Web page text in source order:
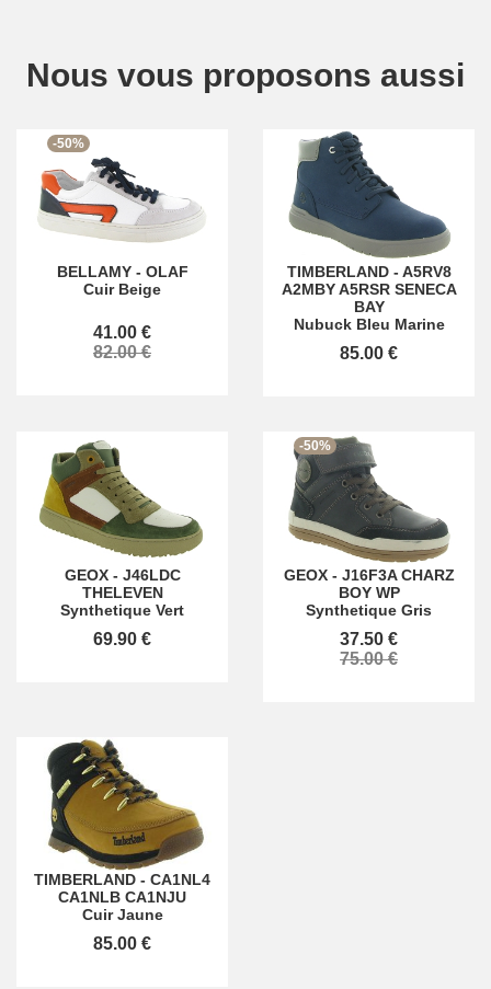
Nous vous proposons aussi
-50%
BELLAMY- OLAF
Cuir Beige
41.00 €
82.00 €
TIMBERLAND- A5RV8
A2MBY A5RSR SENECA
BAY
Nubuck Bleu Marine
85.00 €
GEOX- J46LDC
THELEVEN
Synthetique Vert
69.90 €
-50%
GEOX- J16F3A CHARZ
BOY WP
Synthetique Gris
37.50 €
75.00 €
TIMBERLAND - CA1NL4
CA1NLB CA1NJU
Cuir Jaune
85.00 €